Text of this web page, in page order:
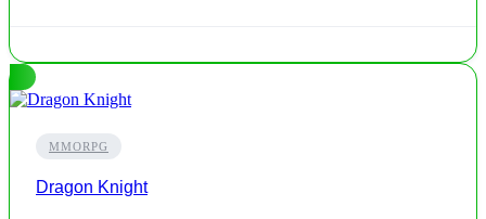
MMORPG
Dragon Knight